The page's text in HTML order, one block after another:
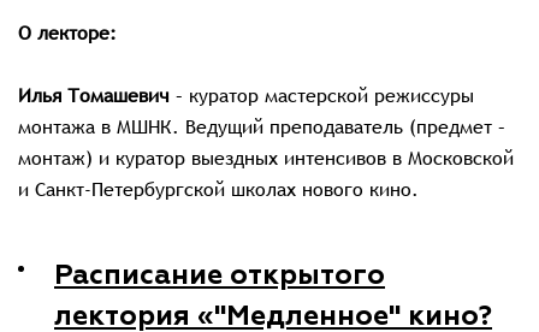
О лекторе:
Илья Томашевич – куратор мастерской режиссуры
монтажа в МШНК. Ведущий преподаватель (предмет –
монтаж) и куратор выездных интенсивов в Московской
и Санкт-Петербургской школах нового кино.
Расписание открытого
лектория «"Медленное" кино?